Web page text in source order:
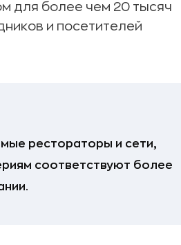
для более чем 20 тысяч
и посетителей
рестораторы и сети,
соответствуют более